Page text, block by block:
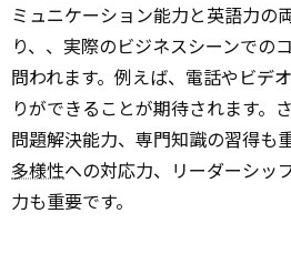
ミュニケーション能力と英語力の
り、、実際のビジネスシーンでの
問われます。例えば、電話やビデ
りができることが期待されます。
問題解決能力、専門知識の習得も
多様性への対応力、リーダーシッ
力も重要です。